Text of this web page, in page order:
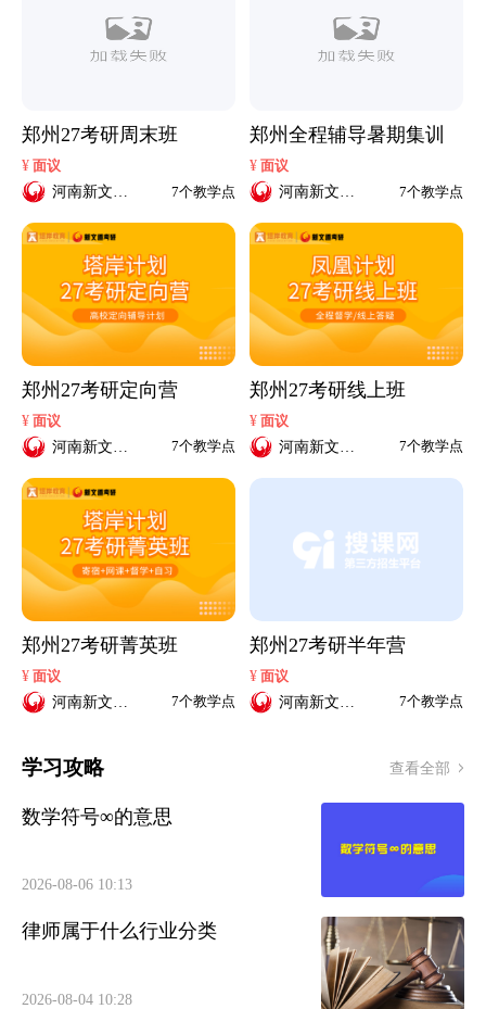
郑州27考研周末班
¥ 面议
河南新文道
7个教学点
郑州全程辅导暑期集训
¥ 面议
河南新文道
7个教学点
郑州27考研定向营
¥ 面议
河南新文道
7个教学点
郑州27考研线上班
¥ 面议
河南新文道
7个教学点
郑州27考研菁英班
¥ 面议
河南新文道
7个教学点
郑州27考研半年营
¥ 面议
河南新文道
7个教学点
学习攻略 查看全部
数学符号∞的意思
2026-08-06 10:13
律师属于什么行业分类
2026-08-04 10:28